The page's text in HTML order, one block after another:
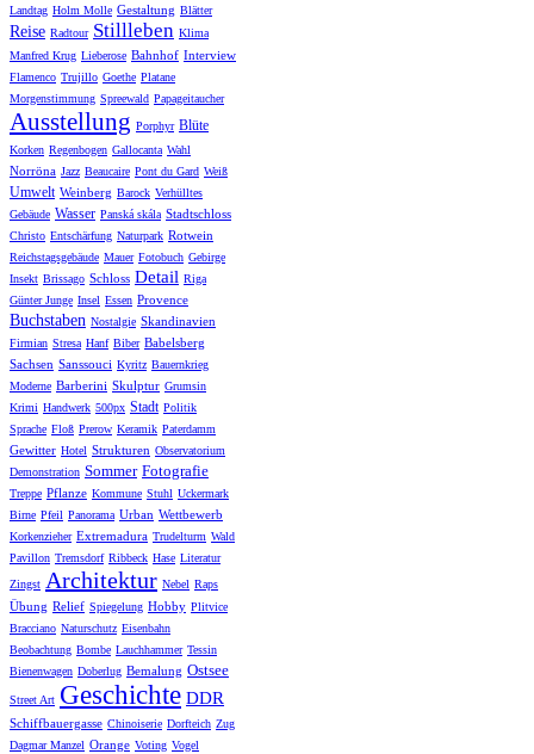
Landtag Holm Molle Gestaltung Blätter
Reise Radtour Stillleben Klima
Manfred Krug Lieberose Bahnhof Interview
Flamenco Trujillo Goethe Platane
Morgenstimmung Spreewald Papageitaucher
Ausstellung Porphyr Blüte
Korken Regenbogen Gallocanta Wahl
Norröna Jazz Beaucaire Pont du Gard Weiß
Umwelt Weinberg Barock Verhülltes
Gebäude Wasser Panská skála Stadtschloss
Christo Entschärfung Naturpark Rotwein
Reichstagsgebäude Mauer Fotobuch Gebirge
Insekt Brissago Schloss Detail Riga
Günter Junge Insel Essen Provence
Buchstaben Nostalgie Skandinavien
Firmian Stresa Hanf Biber Babelsberg
Sachsen Sanssouci Kyritz Bauernkrieg
Moderne Barberini Skulptur Grumsin
Krimi Handwerk 500px Stadt Politik
Sprache Floß Prerow Keramik Paterdamm
Gewitter Hotel Strukturen Observatorium
Demonstration Sommer Fotografie
Treppe Pflanze Kommune Stuhl Uckermark
Birne Pfeil Panorama Urban Wettbewerb
Korkenzieher Extremadura Trudelturm Wald
Pavillon Tremsdorf Ribbeck Hase Literatur
Zingst Architektur Nebel Raps
Übung Relief Spiegelung Hobby Plitvice
Bracciano Naturschutz Eisenbahn
Beobachtung Bombe Lauchhammer Tessin
Bienenwagen Doberlug Bemalung Ostsee
Street Art Geschichte DDR
Schiffbauergasse Chinoiserie Dorfteich Zug
Dagmar Manzel Orange Voting Vogel